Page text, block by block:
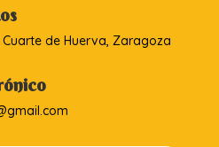
Cuarte de Huerva, Zaragoza